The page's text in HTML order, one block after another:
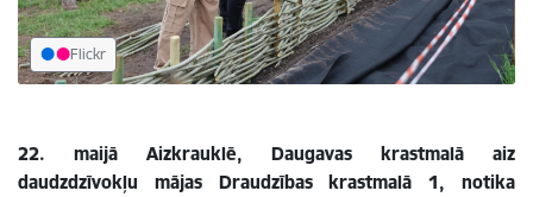
Flickr
22. maijā Aizkrauklē, Daugavas krastmalā aiz
daudzdzīvokļu mājas Draudzības krastmalā 1, notika